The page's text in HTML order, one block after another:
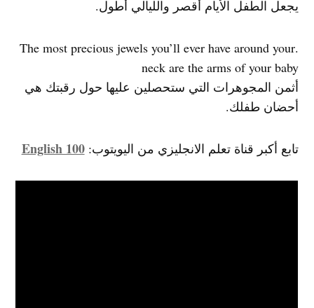
يجعل الطفل الأيام أقصر والليالي أطول.
.The most precious jewels you’ll ever have around your
neck are the arms of your baby
أثمن المجوهرات التي ستحصلين عليها حول رقبتك هي
أحضان طفلك.
تابع أكبر قناة تعلم الانجليزي من اليويتوب:English 100